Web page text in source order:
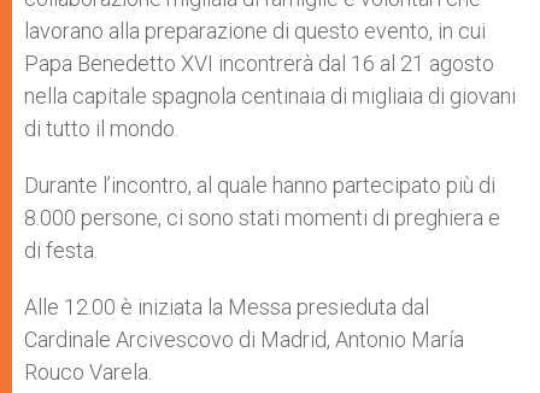
lavorano alla preparazione di questo evento, in cui
Papa Benedetto XVI incontrerà dal 16 al 21 agosto
nella capitale spagnola centinaia di migliaia di giovani
di tutto il mondo.
Durante l’incontro, al quale hanno partecipato più di
8.000 persone, ci sono stati momenti di preghiera e
di festa.
Alle 12.00 è iniziata la Messa presieduta dal
Cardinale Arcivescovo di Madrid, Antonio María
Rouco Varela.